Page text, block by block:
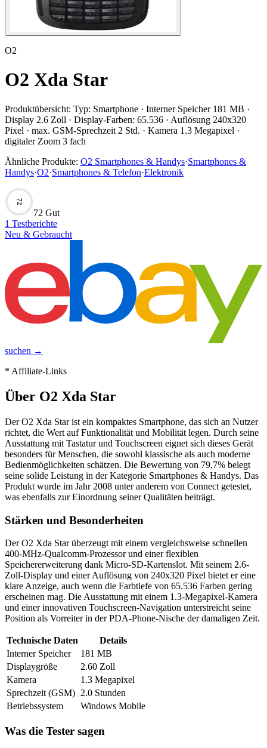
O2
O2 Xda Star
Produktübersicht: Typ: Smartphone · Interner Speicher 181 MB ·
Display 2.6 Zoll · Display-Farben: 65.536 · Auflösung 240x320
Pixel · max. GSM-Sprechzeit 2 Std. · Kamera 1.3 Megapixel ·
digitaler Zoom 3 fach
Ähnliche Produkte: O2 Smartphones & Handys·Smartphones &
Handys·O2·Smartphones & Telefon·Elektronik
72
72 Gut
1 Testberichte
Neu & Gebraucht
suchen →
* Affiliate-Links
Über O2 Xda Star
Der O2 Xda Star ist ein kompaktes Smartphone, das sich an Nutzer
richtet, die Wert auf Funktionalität und Mobilität legen. Durch seine
Ausstattung mit Tastatur und Touchscreen eignet sich dieses Gerät
besonders für Menschen, die sowohl klassische als auch moderne
Bedienmöglichkeiten schätzen. Die Bewertung von 79,7% belegt
seine solide Leistung in der Kategorie Smartphones & Handys. Das
Produkt wurde im Jahr 2008 unter anderem von Connect getestet,
was ebenfalls zur Einordnung seiner Qualitäten beiträgt.
Stärken und Besonderheiten
Der O2 Xda Star überzeugt mit einem vergleichsweise schnellen
400-MHz-Qualcomm-Prozessor und einer flexiblen
Speichererweiterung dank Micro-SD-Kartenslot. Mit seinem 2.6-
Zoll-Display und einer Auflösung von 240x320 Pixel bietet er eine
klare Anzeige, auch wenn die Farbtiefe von 65.536 Farben gering
erscheinen mag. Die Ausstattung mit einem 1.3-Megapixel-Kamera
und einer innovativen Touchscreen-Navigation unterstreicht seine
Position als Vorreiter in der PDA-Phone-Nische der damaligen Zeit.
Technische Daten
Details
Interner Speicher
181 MB
Displaygröße
2.60 Zoll
Kamera
1.3 Megapixel
Sprechzeit (GSM) 2.0 Stunden
Betriebssystem
Windows Mobile
Was die Tester sagen